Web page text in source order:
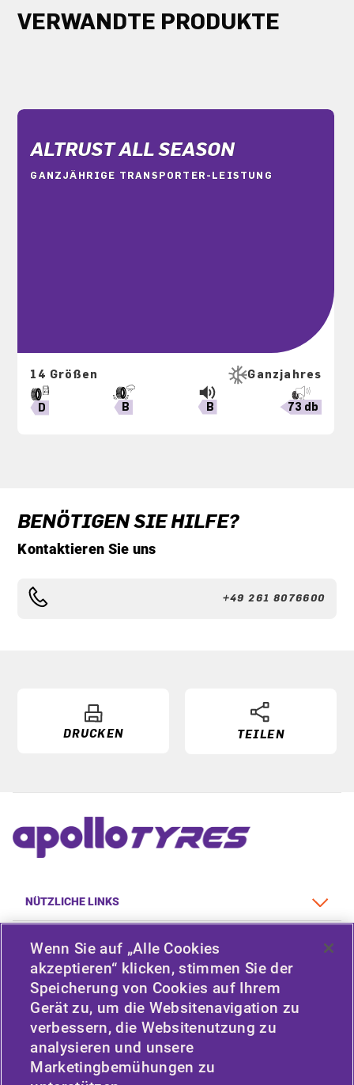
VERWANDTE PRODUKTE
ALTRUST ALL SEASON
GANZJÄHRIGE TRANSPORTER-LEISTUNG
14 Größen Ganzjahres
D B B 73 db
BENÖTIGEN SIE HILFE?
Kontaktieren Sie uns
+49 261 8076600
DRUCKEN TEILEN
NÜTZLICHE LINKS
FAHRZEUGTYP
RICHTLINIE
UNTERNEHMEN
Wenn Sie auf „Alle Cookies
akzeptieren“ klicken, stimmen Sie der
Speicherung von Cookies auf Ihrem
Gerät zu, um die Websitenavigation zu
verbessern, die Websitenutzung zu
analysieren und unsere
Marketingbemühungen zu